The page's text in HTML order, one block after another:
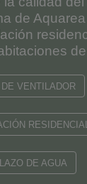
de
VENTILADOR
DE AGUA